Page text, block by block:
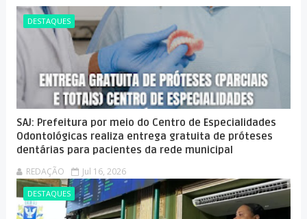
DESTAQUES
SAJ: Prefeitura por meio do Centro de Especialidades
Odontológicas realiza entrega gratuita de próteses
dentárias para pacientes da rede municipal
REDAÇÃO Jul 16, 2026
DESTAQUES